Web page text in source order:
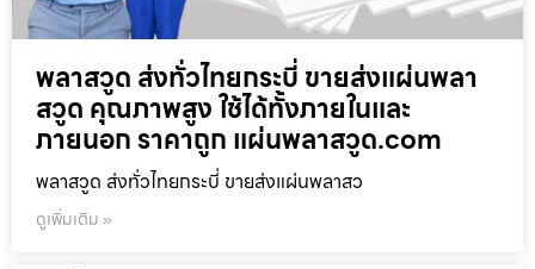
พลาสวูด ส่งทั่วไทยกระบี่ ขายส่งแผ่นพลา
สวูด คุณภาพสูง ใช้ได้ทั้งภายในและ
ภายนอก ราคาถูก แผ่นพลาสวูด.com
พลาสวูด ส่งทั่วไทยกระบี่ ขายส่งแผ่นพลาสว
ดูเพิ่มเติม »